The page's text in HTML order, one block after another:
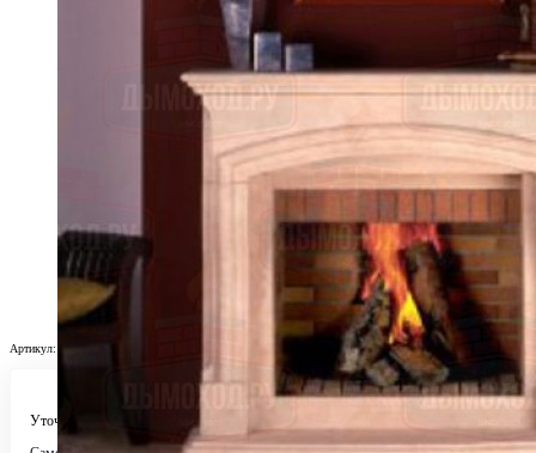
Артикул: СтC-115CME
Уточняйте у менеджера